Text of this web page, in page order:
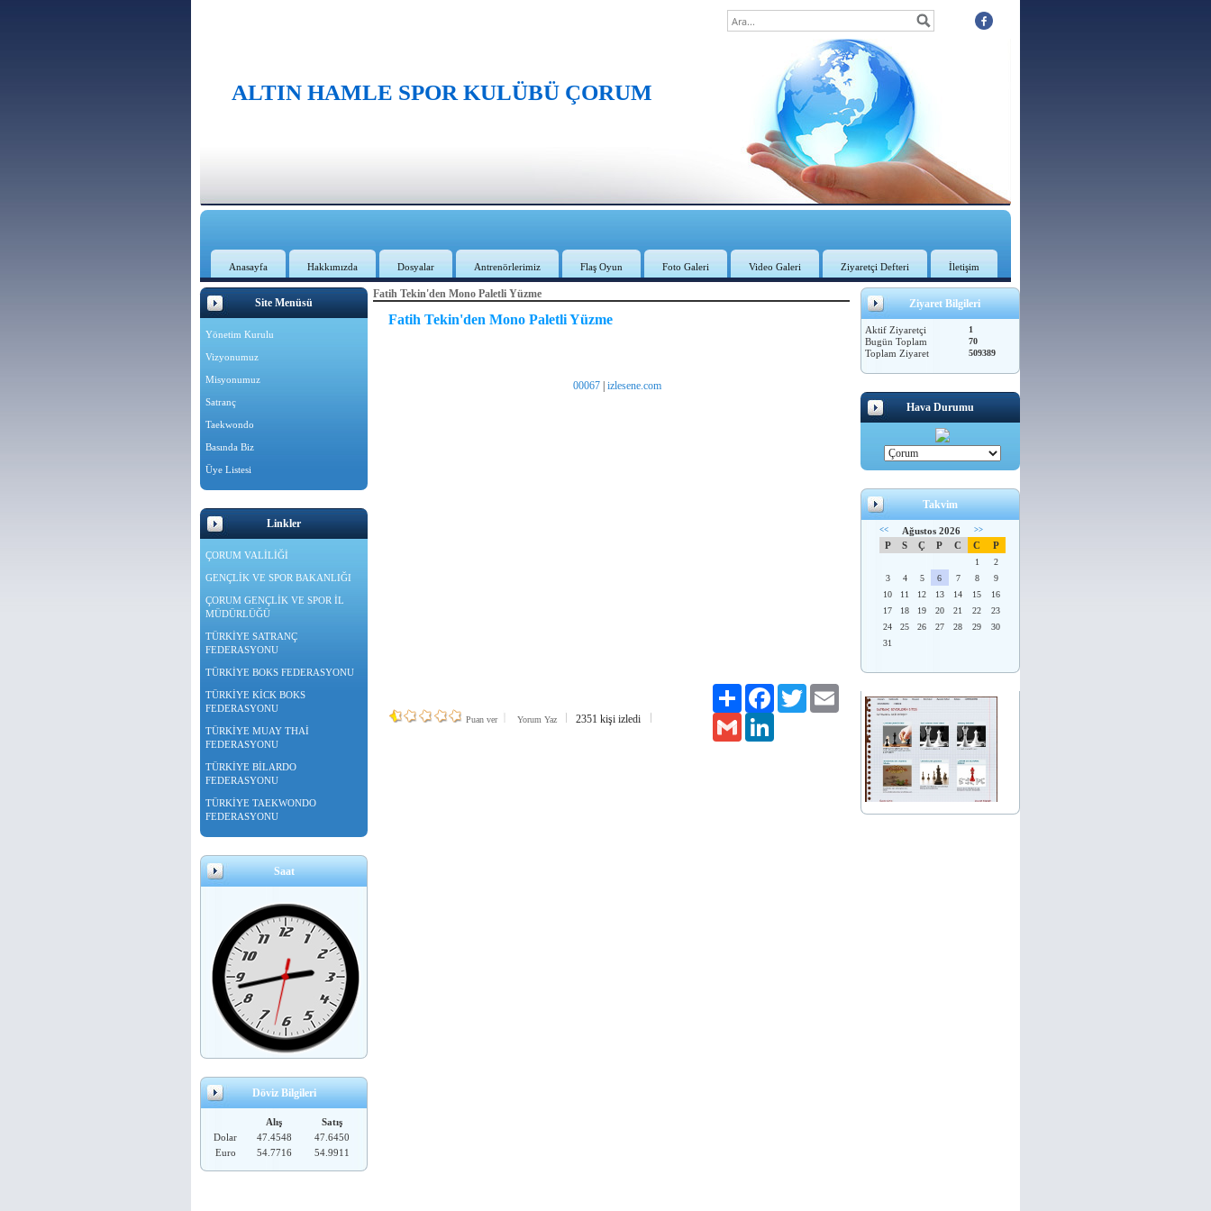
ALTIN HAMLE SPOR KULÜBÜ ÇORUM
Anasayfa Hakkımızda Dosyalar Antrenörlerimiz Flaş Oyun Foto Galeri Video Galeri Ziyaretçi Defteri İletişim
Site Menüsü
Yönetim Kurulu
Vizyonumuz
Misyonumuz
Satranç
Taekwondo
Basında Biz
Üye Listesi
Linkler
ÇORUM VALİLİĞİ
GENÇLİK VE SPOR BAKANLIĞI
ÇORUM GENÇLİK VE SPOR İL
MÜDÜRLÜĞÜ
TÜRKİYE SATRANÇ
FEDERASYONU
TÜRKİYE BOKS FEDERASYONU
TÜRKİYE KİCK BOKS
FEDERASYONU
TÜRKİYE MUAY THAİ
FEDERASYONU
TÜRKİYE BİLARDO
FEDERASYONU
TÜRKİYE TAEKWONDO
FEDERASYONU
Saat
Döviz Bilgileri
Alış
Satış
Dolar
47.4548
47.6450
Euro
54.7716 54.9911
Fatih Tekin'den Mono Paletli Yüzme
Fatih Tekin'den Mono Paletli Yüzme
00067| izlesene.com
Puan ver Yorum Yaz 2351 kişi izledi
Paylaş FacebookTwitter Email
Gmail
Ziyaret Bilgileri
Aktif Ziyaretçi 1
Bugün Toplam 70
Toplam Ziyaret 509389
Hava Durumu
Takvim
<< Ağustos 2026 >>
P S Ç P C C P
1
2
3
4 5 6 7 8
9
10
11 12 13 14 15
16
17
18 19 20 21 22
23
24
25 26 27 28 29
30
31